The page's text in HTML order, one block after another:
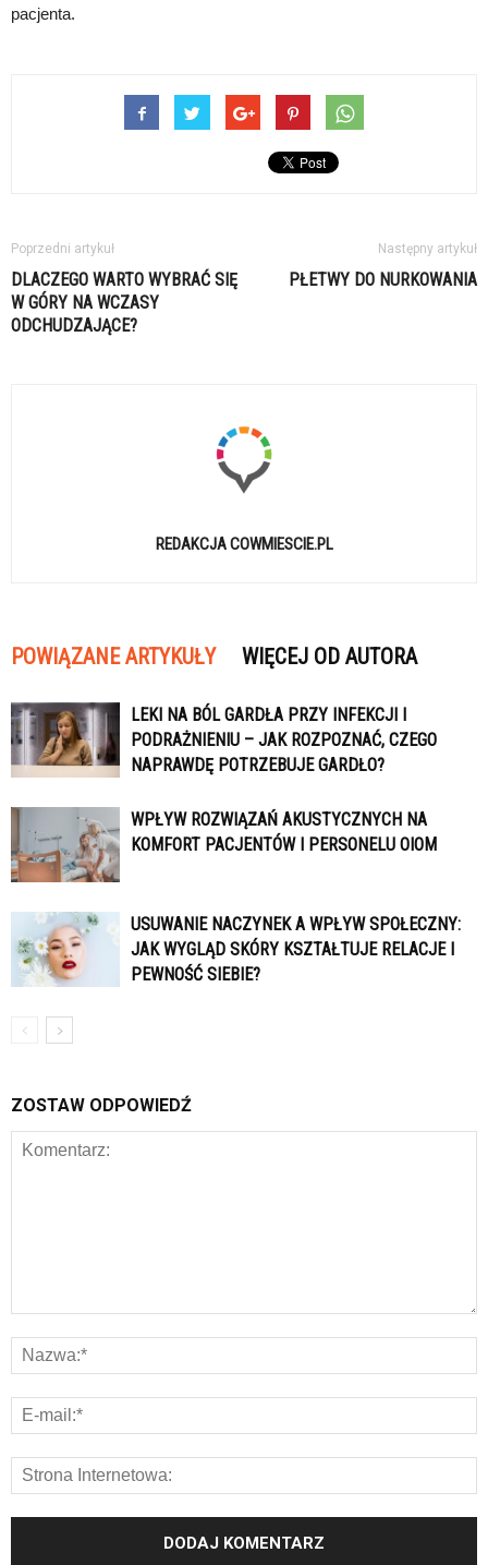
pacjenta.
Poprzedni artykuł
DLACZEGO WARTO WYBRAĆ SIĘ
W GÓRY NA WCZASY
ODCHUDZAJĄCE?
Następny artykuł
PŁETWY DO NURKOWANIA
REDAKCJA COWMIESCIE.PL
POWIĄZANE ARTYKUŁY WIĘCEJ OD AUTORA
LEKI NA BÓL GARDŁA PRZY INFEKCJI I
PODRAŻNIENIU – JAK ROZPOZNAĆ, CZEGO
NAPRAWDĘ POTRZEBUJE GARDŁO?
WPŁYW ROZWIĄZAŃ AKUSTYCZNYCH NA
KOMFORT PACJENTÓW I PERSONELU OIOM
USUWANIE NACZYNEK A WPŁYW SPOŁECZNY:
JAK WYGLĄD SKÓRY KSZTAŁTUJE RELACJE I
PEWNOŚĆ SIEBIE?
ZOSTAW ODPOWIEDŹ